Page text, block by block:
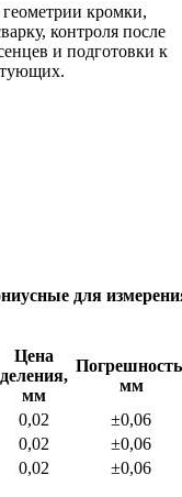
кромки,
контроля после
и подготовки к
для
Цена
деления,
мм
мм
0,02
±0,06
0,02
±0,06
0,02 ±0,06